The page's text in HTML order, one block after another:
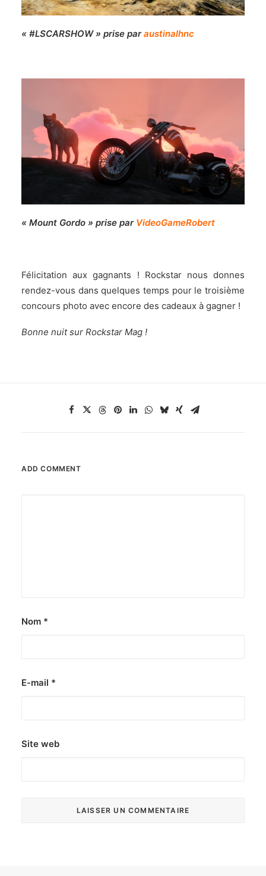
« #LSCARSHOW » prise paraustinalhnc
« Mount Gordo » prise par VideoGameRobert
Félicitation aux gagnants ! Rockstar nous donnes
rendez-vous dans quelques temps pour le troisième
concours photo avec encore des cadeaux à gagner !
Bonne nuit sur Rockstar Mag !
ADD COMMENT
Nom *
E-mail *
Site web